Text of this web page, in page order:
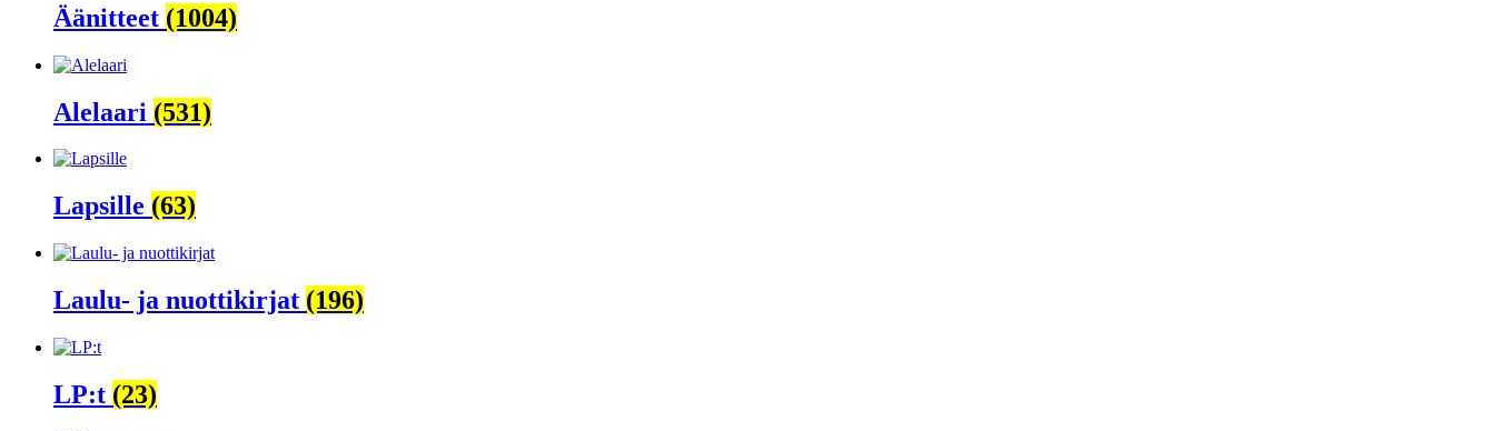
Äänitteet (1004)
Alelaari (531)
Lapsille (63)
Laulu- ja nuottikirjat (196)
LP:t (23)